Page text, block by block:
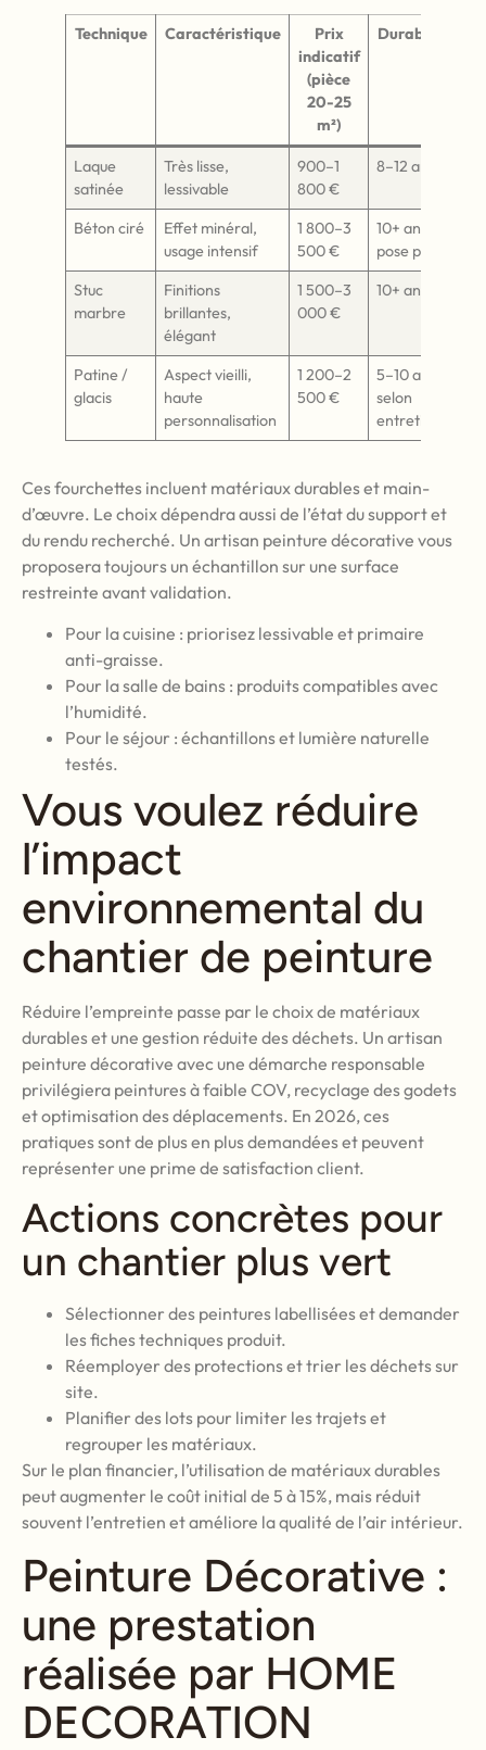
Technique Caractéristique
Prix
indicatif
(pièce
20-25
m²)
Durabilité
Laque
satinée
Très lisse,
lessivable
900–1
800 €
8–12 ans
Béton ciré
Effet minéral,
usage intensif
1 800–3
500 €
10+ ans si
pose pro
Stuc
marbre
Finitions
brillantes,
élégant
1 500–3
000 €
10+ ans
Patine /
glacis
Aspect vieilli,
haute
personnalisation
1 200–2
500 €
5–10 ans
selon
entretien
Ces fourchettes incluent matériaux durables et main-
d’œuvre. Le choix dépendra aussi de l’état du support et
du rendu recherché. Un artisan peinture décorative vous
proposera toujours un échantillon sur une surface
restreinte avant validation.
Pour la cuisine : priorisez lessivable et primaire
anti-graisse.
Pour la salle de bains : produits compatibles avec
l’humidité.
Pour le séjour : échantillons et lumière naturelle
testés.
Vous voulez réduire
l’impact
environnemental du
chantier de peinture
Réduire l’empreinte passe par le choix de matériaux
durables et une gestion réduite des déchets. Un artisan
peinture décorative avec une démarche responsable
privilégiera peintures à faible COV, recyclage des godets
et optimisation des déplacements. En 2026, ces
pratiques sont de plus en plus demandées et peuvent
représenter une prime de satisfaction client.
Actions concrètes pour
un chantier plus vert
Sélectionner des peintures labellisées et demander
les fiches techniques produit.
Réemployer des protections et trier les déchets sur
site.
Planifier des lots pour limiter les trajets et
regrouper les matériaux.
Sur le plan financier, l’utilisation de matériaux durables
peut augmenter le coût initial de 5 à 15%, mais réduit
souvent l’entretien et améliore la qualité de l’air intérieur.
Peinture Décorative :
une prestation
réalisée par HOME
DECORATION